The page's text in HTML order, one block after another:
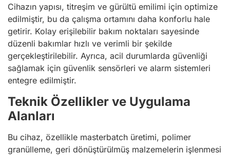
Cihazın yapısı, titreşim ve gürültü emilimi için optimize
edilmiştir, bu da çalışma ortamını daha konforlu hale
getirir. Kolay erişilebilir bakım noktaları sayesinde
düzenli bakımlar hızlı ve verimli bir şekilde
gerçekleştirilebilir. Ayrıca, acil durumlarda güvenliği
sağlamak için güvenlik sensörleri ve alarm sistemleri
entegre edilmiştir.
Teknik Özellikler ve Uygulama
Alanları
Bu cihaz, özellikle masterbatch üretimi, polimer
granülleme, geri dönüştürülmüş malzemelerin işlenmesi